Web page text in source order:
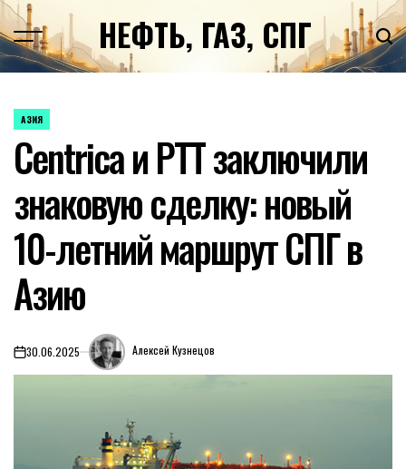
Перейти
к
содержимомуНЕФТЬ, ГАЗ, СПГ
ОПУБЛИКОВАНО
АЗИЯ
Centrica и PTT заключили
знаковую сделку: новый
10-летний маршрут СПГ в
Азию
on30.06.2025 Алексей Кузнецов